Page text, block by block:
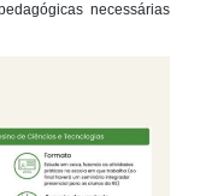
necessárias